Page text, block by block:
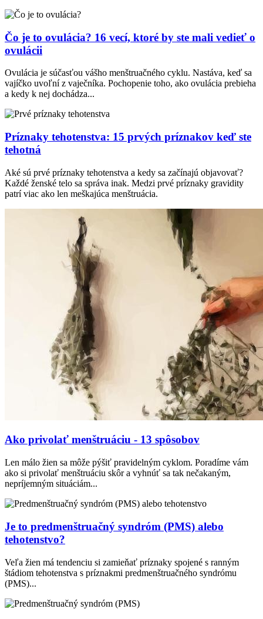
Čo je to ovulácia? 16 vecí, ktoré by ste mali vedieť o
ovulácii
Ovulácia je súčasťou vášho menštruačného cyklu. Nastáva, keď sa
vajíčko uvoľní z vaječníka. Pochopenie toho, ako ovulácia prebieha
a kedy k nej dochádza...
Príznaky tehotenstva: 15 prvých príznakov keď ste
tehotná
Aké sú prvé príznaky tehotenstva a kedy sa začínajú objavovať?
Každé ženské telo sa správa inak. Medzi prvé príznaky gravidity
patrí viac ako len meškajúca menštruácia.
Ako privolať menštruáciu - 13 spôsobov
Len málo žien sa môže pýšiť pravidelným cyklom. Poradíme vám
ako si privolať menštruáciu skôr a vyhnúť sa tak nečakaným,
nepríjemným situáciám...
Je to predmenštruačný syndróm (PMS) alebo
tehotenstvo?
Veľa žien má tendenciu si zamieňať príznaky spojené s ranným
štádiom tehotenstva s príznakmi predmenštruačného syndrómu
(PMS)...